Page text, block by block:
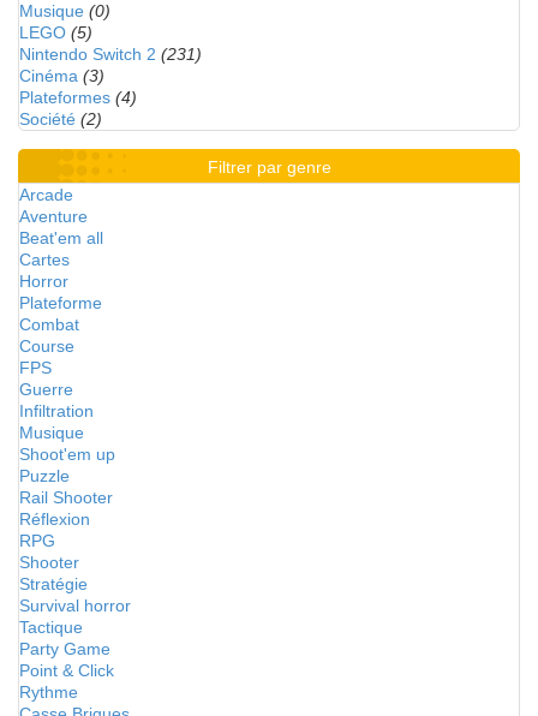
Musique (0)
LEGO (5)
Nintendo Switch 2 (231)
Cinéma (3)
Plateformes (4)
Société (2)
Filtrer par genre
Arcade
Aventure
Beat'em all
Cartes
Horror
Plateforme
Combat
Course
FPS
Guerre
Infiltration
Musique
Shoot'em up
Puzzle
Rail Shooter
Réflexion
RPG
Shooter
Stratégie
Survival horror
Tactique
Party Game
Point & Click
Rythme